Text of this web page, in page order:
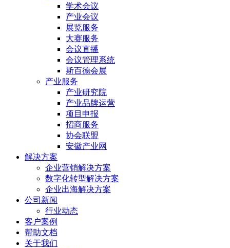
学术会议
产业会议
展览服务
大赛服务
会议直播
会议管理系统
斯百德会展
产业服务
产业研究院
产业品牌运营
项目申报
招商服务
协会联盟
安徽产业网
解决方案
企业营销解决方案
数字化转型解决方案
企业出海解决方案
公司新闻
行业动态
客户案例
帮助文档
关于我们